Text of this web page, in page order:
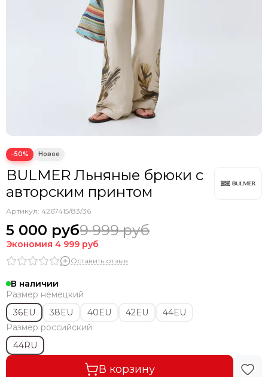
−50%
BULMER Льняные брюки с
авторским принтом
Артикул: 4267415/83/36
5 000 руб9 999 руб
Экономия 4 999 руб
Оставить отзыв
В наличии
Размер немецкий
36EU
38EU 40EU 42EU
44EU
Размер российский
44RU
В корзину